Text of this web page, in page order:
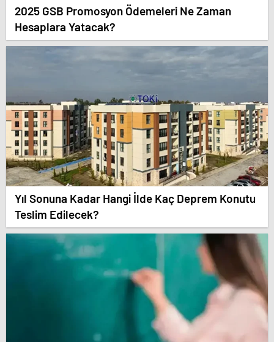
2025 GSB Promosyon Ödemeleri Ne Zaman
Hesaplara Yatacak?
Yıl Sonuna Kadar Hangi İlde Kaç Deprem Konutu
Teslim Edilecek?